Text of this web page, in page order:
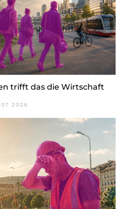
trifft das die Wirtschaft
2026